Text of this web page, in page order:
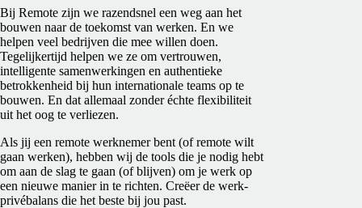
Bij Remote zijn we razendsnel een weg aan het
bouwen naar de toekomst van werken. En we
helpen veel bedrijven die mee willen doen.
Tegelijkertijd helpen we ze om vertrouwen,
intelligente samenwerkingen en authentieke
betrokkenheid bij hun internationale teams op te
bouwen. En dat allemaal zonder échte flexibiliteit
uit het oog te verliezen.
Als jij een remote werknemer bent (of remote wilt
gaan werken), hebben wij de tools die je nodig hebt
om aan de slag te gaan (of blijven) om je werk op
een nieuwe manier in te richten. Creëer de werk-
privébalans die het beste bij jou past.